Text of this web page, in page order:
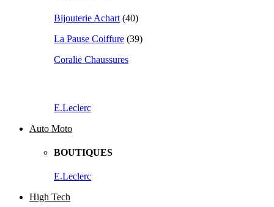
Bijouterie Achart (40)
La Pause Coiffure (39)
Coralie Chaussures
E.Leclerc
Auto Moto
BOUTIQUES
E.Leclerc
High Tech